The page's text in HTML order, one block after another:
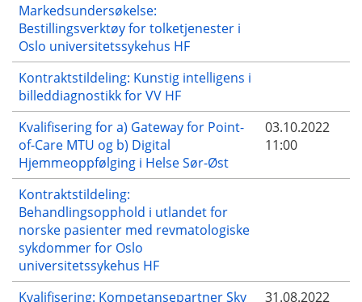
Markedsundersøkelse:
Bestillingsverktøy for tolketjenester i
Oslo universitetssykehus HF
Kontraktstildeling: Kunstig intelligens i
billeddiagnostikk for VV HF
Kvalifisering for a) Gateway for Point-
of-Care MTU og b) Digital
Hjemmeoppfølging i Helse Sør-Øst
03.10.2022
11:00
Kontraktstildeling:
Behandlingsopphold i utlandet for
norske pasienter med revmatologiske
sykdommer for Oslo
universitetssykehus HF
Kvalifisering: Kompetansepartner Sky
31.08.2022